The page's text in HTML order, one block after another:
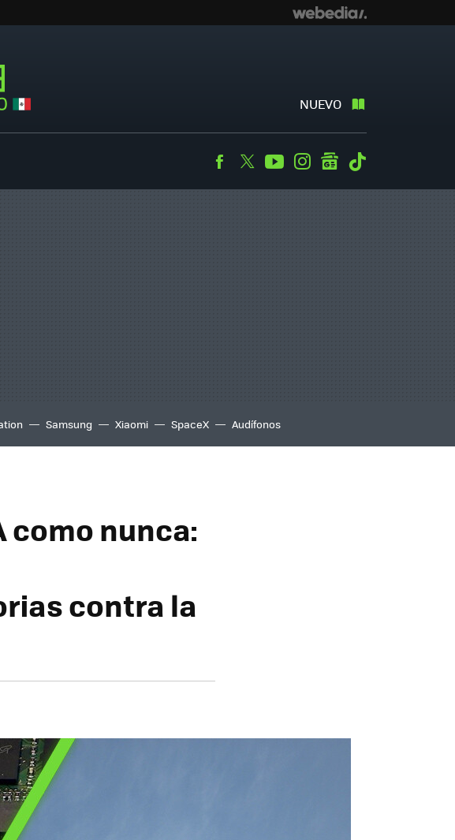
NUEVO
Facebook
TwitterYoutubeInstagramgooglenews
Samsung Xiaomi SpaceX Audífonos
como nunca:
contra la